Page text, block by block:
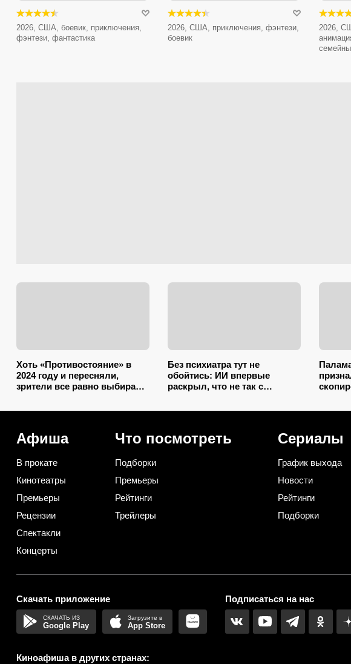
2026, США, боевик, приключения,
фэнтези, фантастика
2026, США, приключения, фэнтези,
боевик
2026,
Хоть «Противостояние» в
2024 году и пересняли,
зрители все равно выбирают
Без психиатра тут не
обойтись: ИИ впервые
раскрыл, что не так с
Афиша
В прокате
Кинотеатры
Премьеры
Рецензии
Спектакли
Концерты
Что посмотреть
Подборки
Премьеры
Рейтинги
Трейлеры
Сериалы
График выхода
Новости
Рейтинги
Подборки
Скачать приложение
Google Play App Store
Подписаться на нас
Киноафиша в других странах: